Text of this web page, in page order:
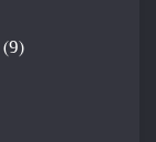
(9)